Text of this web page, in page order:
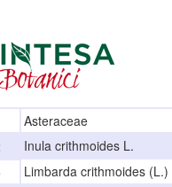
Asteraceae
Inula crithmoides L.
Limbarda crithmoides